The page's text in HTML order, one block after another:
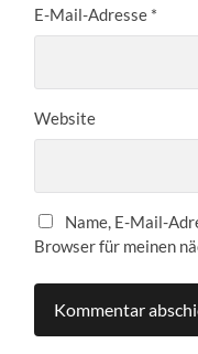
E-Mail-Adresse *
Website
Name, E-Mail-
Browser für meinen